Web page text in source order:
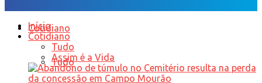
Cotidiano
Tudo
Início
Cotidiano
Tudo
Assim é a Vida